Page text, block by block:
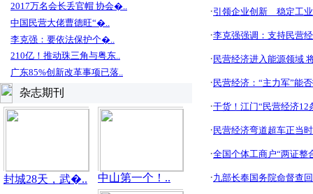
2017万名会长丢官帽 协会�..
中国民营大佬曹德旺“�..
李克强：要依法保护个�..
210亿！推动珠三角与粤东..
广东85%创新改革事项已落..
杂志期刊
封城28天，武�.. 中山第一个！..
·引领企业创新 稳定工
·李克强强调：支持民营
· 民营经济进入能源领域
· 民营经济：“主力军”能
·干货！江门“民营经济
· 民营经济弯道超车正当时
·全国个体工商户“两证整
·九部长奉国务院命督查